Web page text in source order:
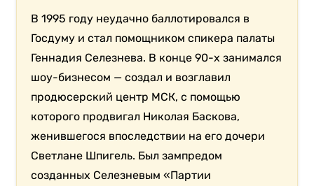
В 1995 году неудачно баллотировался в
Госдуму и стал помощником спикера палаты
Геннадия Селезнева. В конце 90-х занимался
шоу-бизнесом — создал и возглавил
продюсерский центр МСК, с помощью
которого продвигал Николая Баскова,
женившегося впоследствии на его дочери
Светлане Шпигель. Был зампредом
созданных Селезневым «Партии